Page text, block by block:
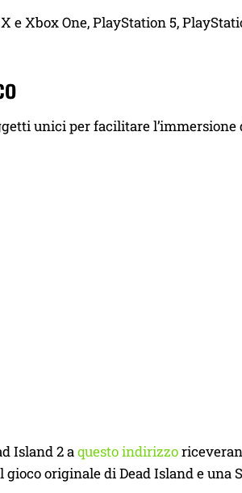
e Xbox One, PlayStation 5,
unici per facilitare l’immersione
Island 2 aquesto indirizzo
originale di Dead Island e una